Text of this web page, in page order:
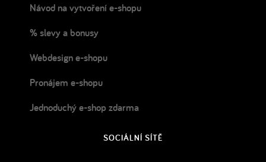
Návod na vytvoření e-shopu
% slevy a bonusy
Webdesign e-shopu
Pronájem e-shopu
Jednoduchý e-shop zdarma
SOCIÁLNÍ SÍTĚ